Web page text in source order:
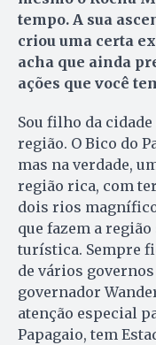
tempo. A sua
criou uma certa
acha que ainda
ações que você
Sou filho da
região. O Bico do
mas na verdade,
região rica, com
dois rios
que fazem a
turística. Sempre
de vários
governador
atenção especial
Papagaio, tem